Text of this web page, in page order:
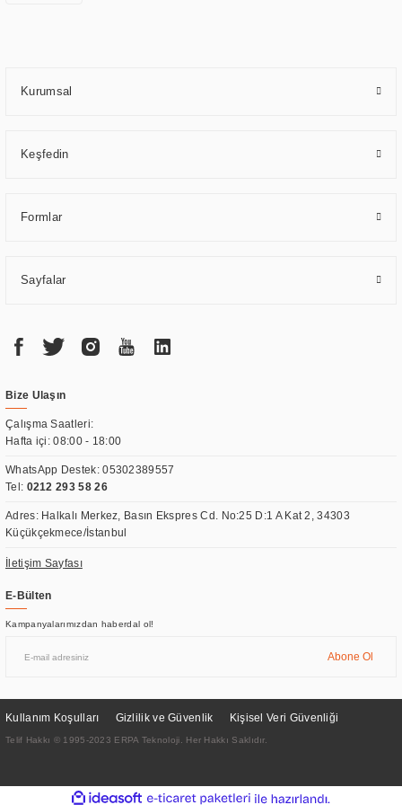
Kurumsal
Keşfedin
Formlar
Sayfalar
Bize Ulaşın
Çalışma Saatleri:
Hafta içi: 08:00 - 18:00
WhatsApp Destek:05302389557
Tel: 0212 293 58 26
Adres: Halkalı Merkez, Basın Ekspres Cd. No:25 D:1 A Kat 2, 34303
Küçükçekmece/İstanbul
İletişim Sayfası
E-Bülten
Kampanyalarımızdan haberdal ol!
Abone Ol
Kullanım Koşulları Gizlilik ve Güvenlik Kişisel Veri Güvenliği
Telif Hakkı © 1995-2023 ERPA Teknoloji. Her Hakkı Saklıdır.
ideasoft e-